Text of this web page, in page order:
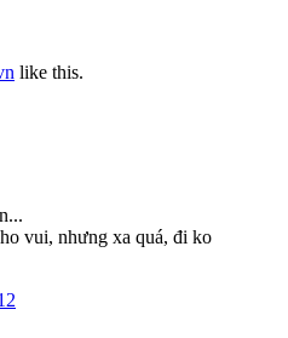
like this.
vui, nhưng xa quá, đi ko